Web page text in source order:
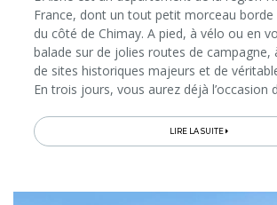
France, dont un tout petit morceau
du côté de Chimay. A pied, à vélo ou en
balade sur de jolies routes de campagne,
de sites historiques majeurs et de
En trois jours, vous aurez déjà l’occasion
LIRE LA SUITE